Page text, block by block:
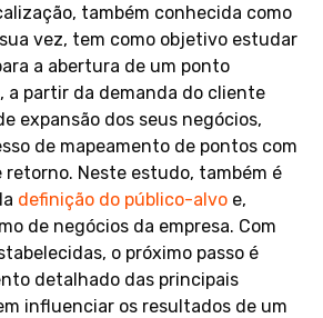
também conhecida como
vez, tem como objetivo estudar
a abertura de um ponto
a partir da demanda do cliente
expansão dos seus negócios,
de mapeamento de pontos com
retorno. Neste estudo, também é
definição do público-alvo e,
de negócios da empresa. Com
o próximo passo é
detalhado das principais
influenciar os resultados de um